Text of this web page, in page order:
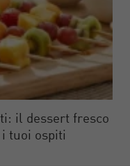
il dessert fresco
tuoi ospiti